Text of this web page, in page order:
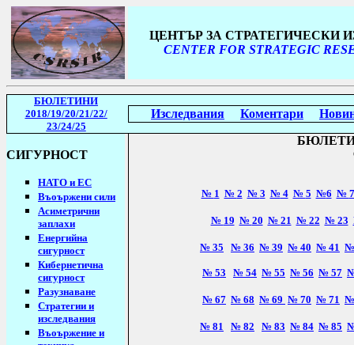
ЦЕНТЪР ЗА СТРАТЕГИЧЕСКИ
CENTER FOR STRATEGIC
БЮЛЕТИНИ
2018/19/20/21/22/
23/24/25
Изследвания Коментари
СИГУРНОСТ
НАТО и ЕС
Въоържени сили
Асиметрични
заплахи
Енергийна
сигурност
Кибернетична
сигурност
Разузнаване
Стратегии и
изследвания
Въоържение и
№ 1 № 2 № 3 № 4 № 5 №6 № 7
№ 19 № 20 № 21 № 22 № 23
№ 35 № 36 № 39 № 40 № 41
№ 53 № 54 № 55 № 56 № 57
№ 67 № 68 № 69 № 70 № 71
№ 81 № 82 № 83 № 84 № 85